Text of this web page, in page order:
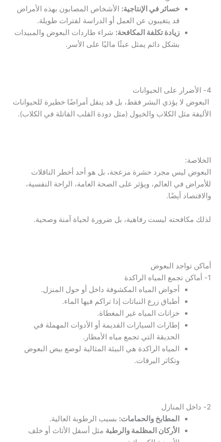
خسائر في الإنتاجية: الأشخاص المصابون بهذه الأمراض
قد يتغيبون عن العمل أو الدراسة لفترات طويلة.
زيادة تكلفة المكافحة: شراء طاردات البعوض والمبيدات
بشكل دائم يمثل عبئًا ماليًا على الأسر.
4- الأضرار على الحيوانات
البعوض لا يؤذي البشر فقط، بل قد ينقل أمراضًا خطيرة للحيوانات
الأليفة مثل الكلاب والخيول (مثل دودة القلب القاتلة في الكلاب).
الخلاصة:
البعوض ليس مجرد حشرة مزعجة، بل هو أحد أخطر الناقلات
للأمراض في العالم، ويؤثر على الصحة العامة، الراحة النفسية،
والاقتصاد أيضًا.
لذلك مكافحته ليست رفاهية، بل ضرورة لحياة آمنة وصحية.
أماكن تواجد البعوض
1- أماكن تجمع المياه الراكدة
أحواض المياه المكشوفة داخل أو حول المنزل.
أطباق زرع النباتات إذا تراكم فيها الماء.
خزانات المياه غير المغطاة.
إطارات السيارات القديمة أو الأدوات المهملة في
الحديقة التي تجمع مياه الأمطار.
المياه الراكدة هي البيئة المثالية لوضع بيض البعوض
وتكاثر اليرقات.
2- داخل المنازل
المطابخ والحمامات: بسبب الرطوبة العالية.
الأركان المظلمة والرطبة مثل أسفل الأثاث أو خلف